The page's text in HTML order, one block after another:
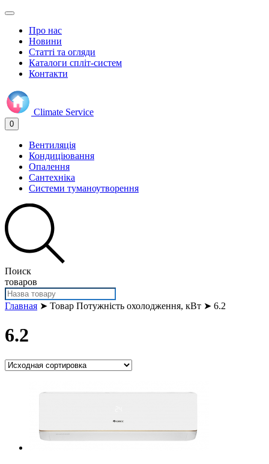
Про нас
Новини
Статті та огляди
Каталоги спліт-систем
Контакти
Climate Service
0
Вентиляція
Кондиціювання
Опалення
Сантехніка
Системи туманоутворення
Поиск
товаров
Главная ➤ Товар Потужність охолодження, кВт ➤ 6.2
6.2